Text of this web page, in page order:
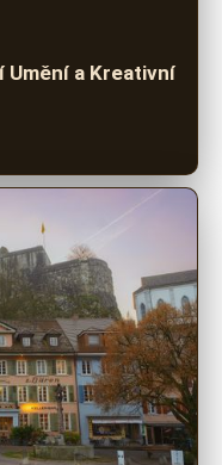
Umění a Kreativní